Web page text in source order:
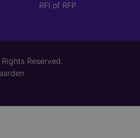
RFI of RFP
Reserved.